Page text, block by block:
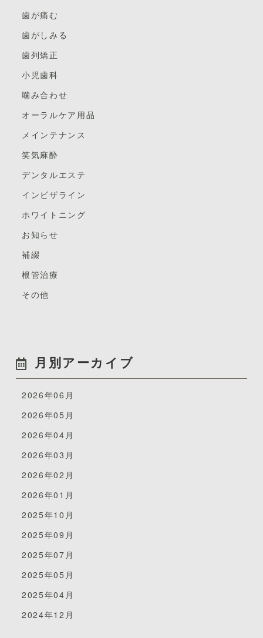
歯が痛む
歯がしみる
歯列矯正
小児歯科
噛み合わせ
オーラルケア用品
メインテナンス
笑気麻酔
デンタルエステ
インビザライン
ホワイトニング
お知らせ
補綴
根管治療
その他
月別アーカイブ
2026年06月
2026年05月
2026年04月
2026年03月
2026年02月
2026年01月
2025年10月
2025年09月
2025年07月
2025年05月
2025年04月
2024年12月